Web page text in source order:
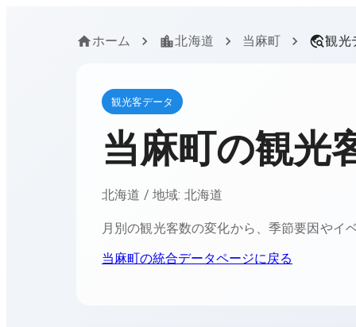
ホーム 北海道 当麻町 観光
観光客データ
当麻町の観光
北海道 / 地域: 北海道
月別の観光客数の変化から、季節要因やイ
当麻町の統合データページに戻る